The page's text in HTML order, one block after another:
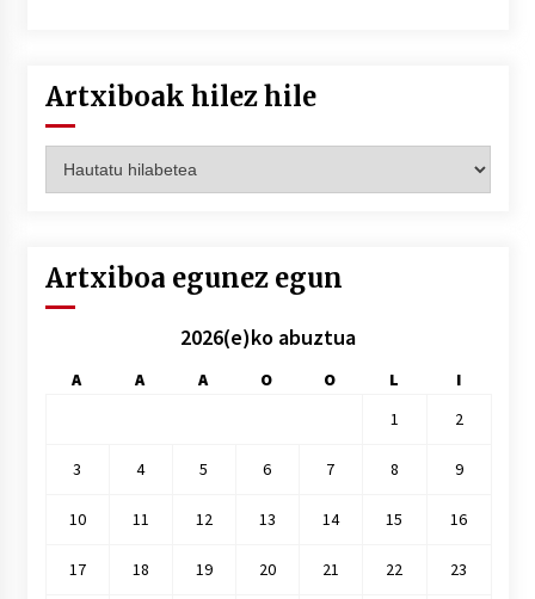
Artxiboak hilez hile
hilez
Artxiboa egunez egun
2026(e)ko abuztua
A A A O O L
I
1
2
3 4 5 6 7 8 9
10 11 12 13 14 15 16
17 18 19 20 21 22 23